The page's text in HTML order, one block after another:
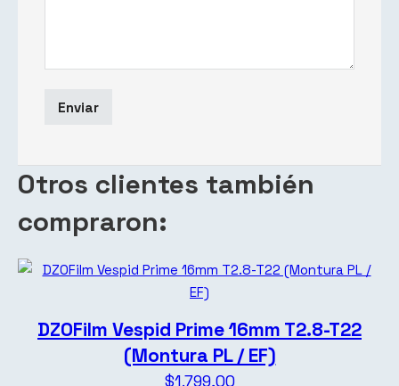
Otros clientes también
compraron:
DZOFilm Vespid Prime 16mm T2.8-T22
(Montura PL / EF)
$1.799,00